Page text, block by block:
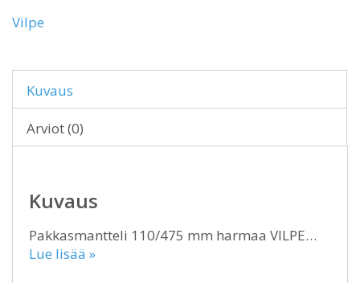
Vilpe
Kuvaus
Arviot (0)
Kuvaus
Pakkasmantteli 110/475 mm harmaa VILPE…
Lue lisää »